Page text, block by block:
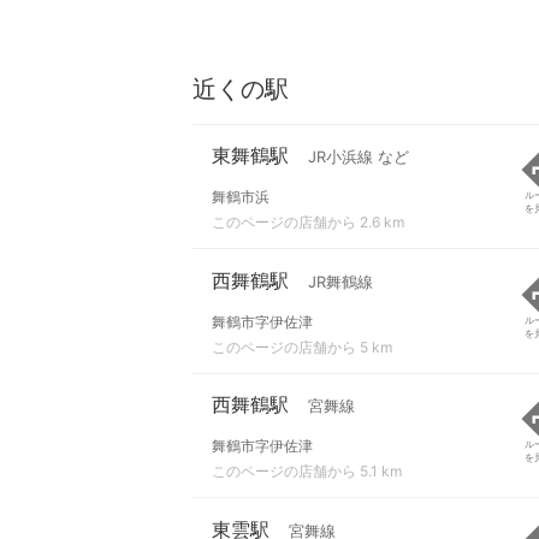
近くの駅
東舞鶴駅 JR小浜線 など
舞鶴市浜
このページの店舗から 2.6 km
ル
を
西舞鶴駅 JR舞鶴線
舞鶴市字伊佐津
このページの店舗から 5 km
ル
を
西舞鶴駅 宮舞線
舞鶴市字伊佐津
このページの店舗から 5.1 km
ル
を
東雲駅 宮舞線